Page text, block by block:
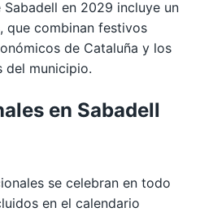
en 2029 incluye un
, que combinan festivos
de Cataluña y los
del municipio.
en Sabadell
se celebran en todo
en el calendario